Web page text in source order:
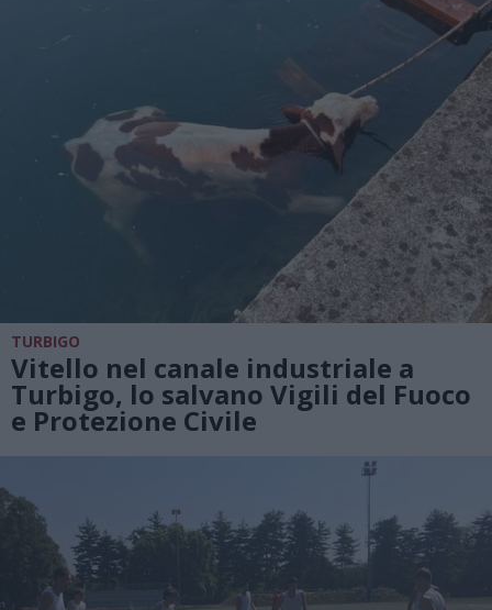
TURBIGO
Vitello nel canale industriale a
Turbigo, lo salvano Vigili del Fuoco
e Protezione Civile